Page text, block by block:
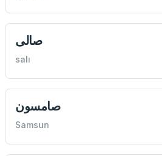
صالی
salı
صامسون
Samsun